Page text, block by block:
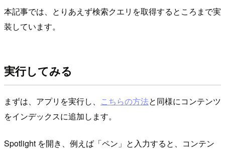
本記事では、とりあえず検索クエリを取得するところまで実
装しています。
実行してみる
まずは、アプリを実行し、 こちらの方法と同様にコンテンツ
をインデックスに追加します。
Spotlight を開き、例えば「ペン」と入力すると、コンテン